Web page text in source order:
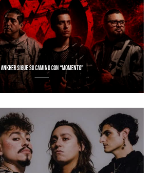
ANKHER SIGUE SU CAMINO CON “MOMENTO”